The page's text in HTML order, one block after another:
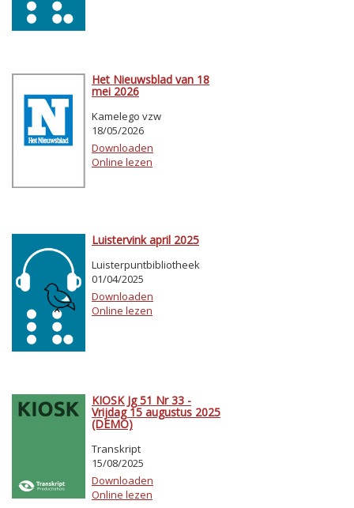
Het Nieuwsblad van 18
mei 2026
Kamelego vzw
18/05/2026
Downloaden
Online lezen
Luistervink april 2025
Luisterpuntbibliotheek
01/04/2025
Downloaden
Online lezen
KIOSK Jg 51 Nr 33 -
Vrijdag 15 augustus 2025
(DEMO)
Transkript
15/08/2025
Downloaden
Online lezen